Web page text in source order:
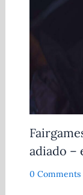
adiado –
0 Comments